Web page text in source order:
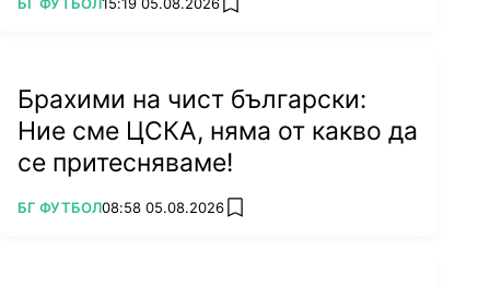
add favorites
Брахими на чист български:
Ние сме ЦСКА, няма от какво да
се притесняваме!
ПОВЕЧЕ ОТ
БГ ФУТБОЛ08:58 05.08.2026 add favorites